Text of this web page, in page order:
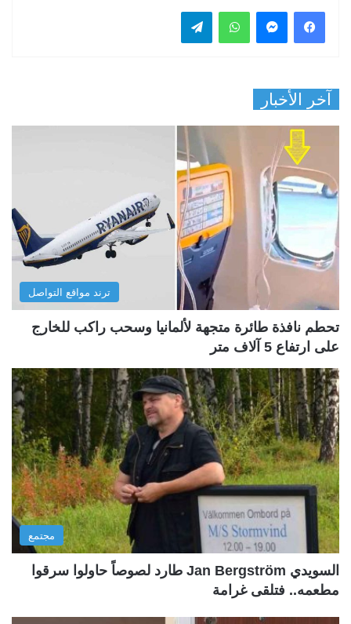
فيسبوك واتساب
آخر الأخبار
ترند مواقع التواصل
تحطم نافذة طائرة متجهة لألمانيا وسحب راكب للخارج
على ارتفاع 5 آلاف متر
مجتمع
السويدي Jan Bergström طارد لصوصاً حاولوا سرقوا
مطعمه.. فتلقى غرامة